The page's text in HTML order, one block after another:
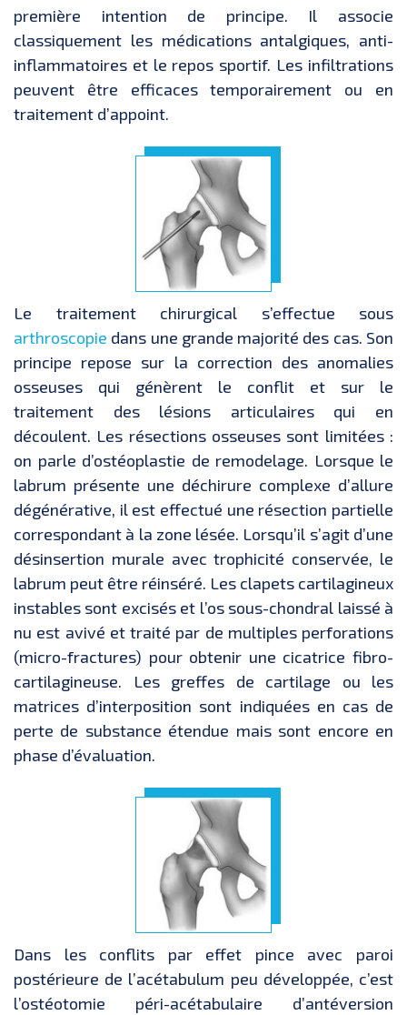
première intention de principe. Il associe
classiquement les médications antalgiques, anti-
inflammatoires et le repos sportif. Les infiltrations
peuvent être efficaces temporairement ou en
traitement d’appoint.
Le traitement chirurgical s’effectue sous
arthroscopie dans une grande majorité des cas. Son
principe repose sur la correction des anomalies
osseuses qui génèrent le conflit et sur le
traitement des lésions articulaires qui en
découlent. Les résections osseuses sont limitées :
on parle d’ostéoplastie de remodelage. Lorsque le
labrum présente une déchirure complexe d’allure
dégénérative, il est effectué une résection partielle
correspondant à la zone lésée. Lorsqu’il s’agit d’une
désinsertion murale avec trophicité conservée, le
labrum peut être réinséré. Les clapets cartilagineux
instables sont excisés et l’os sous-chondral laissé à
nu est avivé et traité par de multiples perforations
(micro-fractures) pour obtenir une cicatrice fibro-
cartilagineuse. Les greffes de cartilage ou les
matrices d’interposition sont indiquées en cas de
perte de substance étendue mais sont encore en
phase d’évaluation.
Dans les conflits par effet pince avec paroi
postérieure de l’acétabulum peu développée, c’est
l’ostéotomie péri-acétabulaire d’antéversion